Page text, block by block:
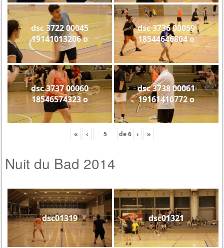
dsc 3722 00045
19141013206 o
dsc 3736 00059
18544646804 o
dsc 3737 00060
18546574323 o
dsc 3738 00061
19161410772 o
« ‹ de6 › »
Nuit du Bad 2014
dsc01319 dsc01321